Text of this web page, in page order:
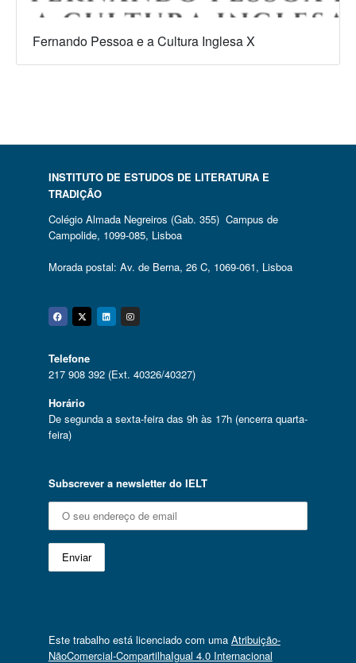
Fernando Pessoa e a Cultura Inglesa X
INSTITUTO DE ESTUDOS DE LITERATURA E
TRADIÇÃO
Colégio Almada Negreiros (Gab. 355) Campus de
Campolide, 1099-085, Lisboa
Morada postal: Av. de Berna, 26 C, 1069-061, Lisboa
Facebook
Twitter
Linkedin
Instagram
Telefone
217 908 392 (Ext. 40326/40327)
Horário
De segunda a sexta-feira das 9h às 17h (encerra quarta-
feira)
Subscrever a newsletter do IELT
Este trabalho está licenciado com uma Atribuição-
NãoComercial-CompartilhaIgual 4.0 Internacional